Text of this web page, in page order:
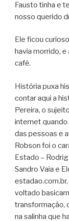
Fausto tinha e
nosso querido
Ele ficou
havia morrido,
café.
História puxa
contar aqui a
Pereira, o
internet
das pessoas e
Robson foi o
Estado –
Sandro Vaia e
voltado
transformação,
na salinha que